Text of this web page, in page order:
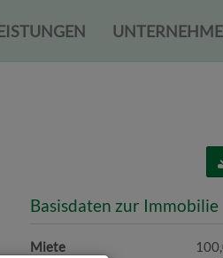
Basisdaten zur Immobilie
Miete